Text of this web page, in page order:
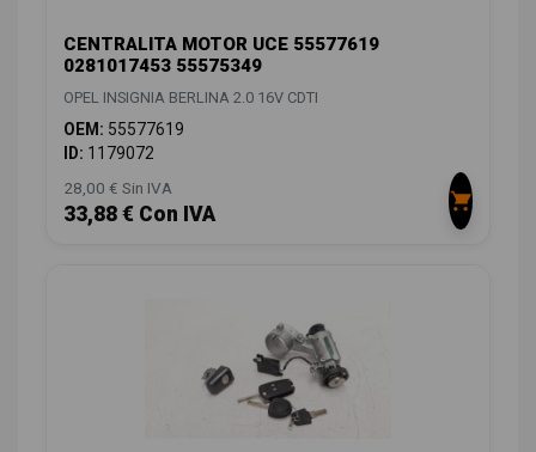
CENTRALITA MOTOR UCE 55577619
0281017453 55575349
OPEL INSIGNIA BERLINA 2.0 16V CDTI
OEM: 55577619
ID: 1179072
28,00 € Sin IVA
33,88 € Con IVA